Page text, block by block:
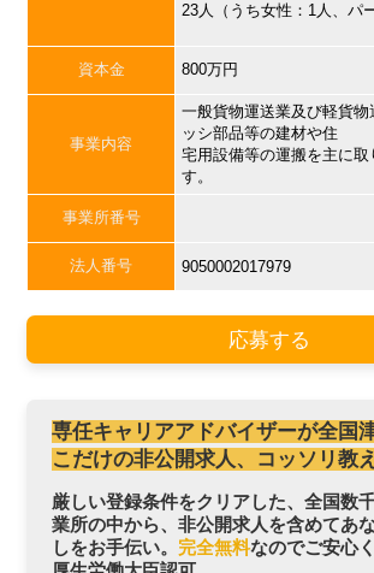
23人（うち女性：1人、パ
資本金 800万円
事業内容
一般貨物運送業及び軽貨
ッシ部品等の建材や住
宅用設備等の運搬を主に取
す。
事業所番号
法人番号 9050002017979
応募する
専任キャリアアドバイザーが全国
こだけの非公開求人、コッソリ教
厳しい登録条件をクリアした、全国数
業所の中から、非公開求人を含めてあ
しをお手伝い。 完全無料なのでご安心